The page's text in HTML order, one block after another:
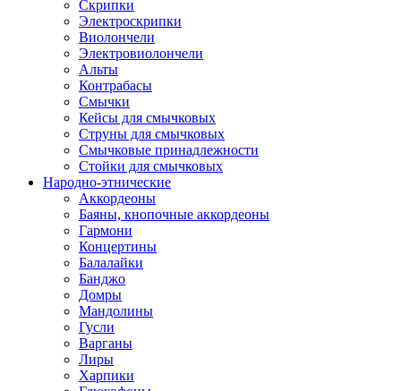
Скрипки
Электроскрипки
Виолончели
Электровиолончели
Альты
Контрабасы
Смычки
Кейсы для смычковых
Струны для смычковых
Смычковые принадлежности
Стойки для смычковых
Народно-этнические
Аккордеоны
Баяны, кнопочные аккордеоны
Гармони
Концертины
Балалайки
Банджо
Домры
Мандолины
Гусли
Варганы
Лиры
Харпики